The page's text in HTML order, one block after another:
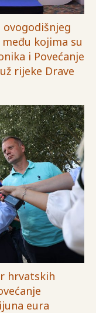
kojima su
i Povećanje
rijeke Drave
hrvatskih
eura